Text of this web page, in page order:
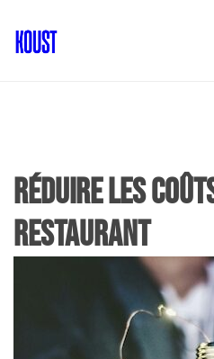
réduire les
restaurant